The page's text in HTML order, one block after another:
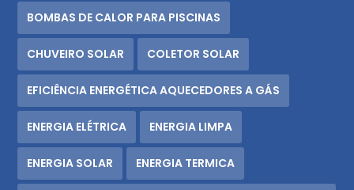
BOMBAS DE CALOR PARA PISCINAS
CHUVEIRO SOLAR COLETOR SOLAR
EFICIÊNCIA ENERGÉTICA AQUECEDORES A GÁS
ENERGIA ELÉTRICA ENERGIA LIMPA
ENERGIA SOLAR ENERGIA TERMICA